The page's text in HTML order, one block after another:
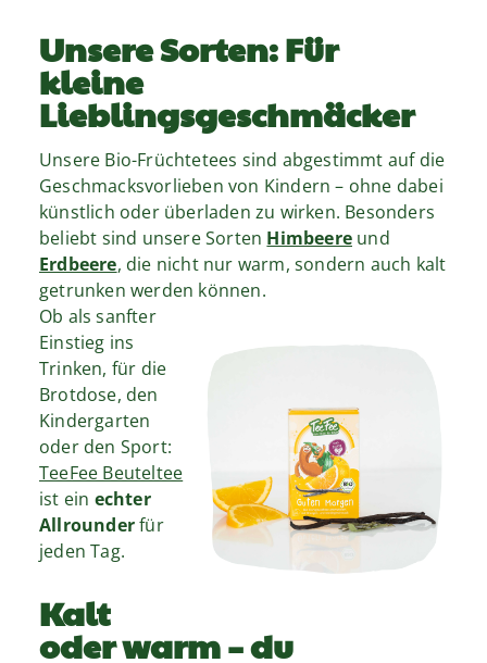
Unsere Sorten: Für
kleine
Lieblingsgeschmäcker
Unsere Bio-Früchtetees sind abgestimmt auf die
Geschmacksvorlieben von Kindern – ohne dabei
künstlich oder überladen zu wirken. Besonders
beliebt sind unsere Sorten Himbeere und
Erdbeere, die nicht nur warm, sondern auch kalt
getrunken werden können.
Ob als sanfter
Einstieg ins
Trinken, für die
Brotdose, den
Kindergarten
oder den Sport:
TeeFee Beuteltee
ist ein echter
Allrounderfür
jeden Tag.
Kalt
oder warm – du